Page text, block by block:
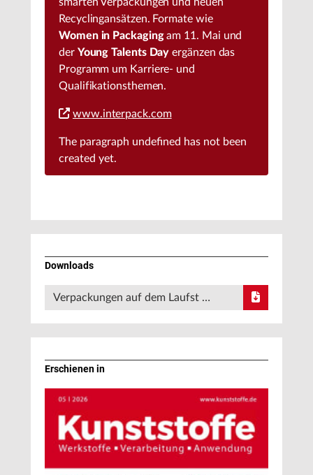
Recyclingansätzen. Formate wie
Women in Packagingam 11. Mai und
der Young Talents Day ergänzen das
Programm um Karriere- und
Qualifikationsthemen.
www.interpack.com
The paragraph undefined has not been
created yet.
Downloads
Verpackungen auf dem Laufst …
Erschienen in